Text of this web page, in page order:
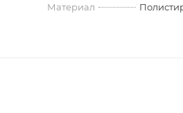
Материал